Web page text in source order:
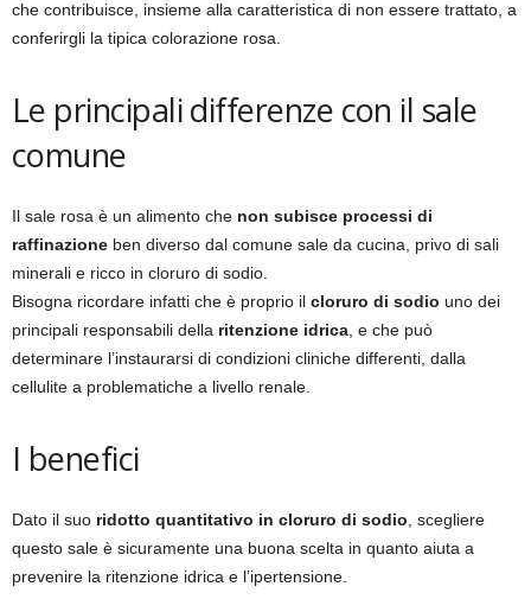
che contribuisce, insieme alla caratteristica di non essere trattato, a
conferirgli la tipica colorazione rosa.
Le principali differenze con il sale
comune
Il sale rosa è un alimento che non subisce processi di
raffinazione ben diverso dal comune sale da cucina, privo di sali
minerali e ricco in cloruro di sodio.
Bisogna ricordare infatti che è proprio il cloruro di sodio uno dei
principali responsabili della ritenzione idrica , e che può
determinare l’instaurarsi di condizioni cliniche differenti, dalla
cellulite a problematiche a livello renale.
I benefici
Dato il suo ridotto quantitativo in cloruro di sodio , scegliere
questo sale è sicuramente una buona scelta in quanto aiuta a
prevenire la ritenzione idrica e l’ipertensione.